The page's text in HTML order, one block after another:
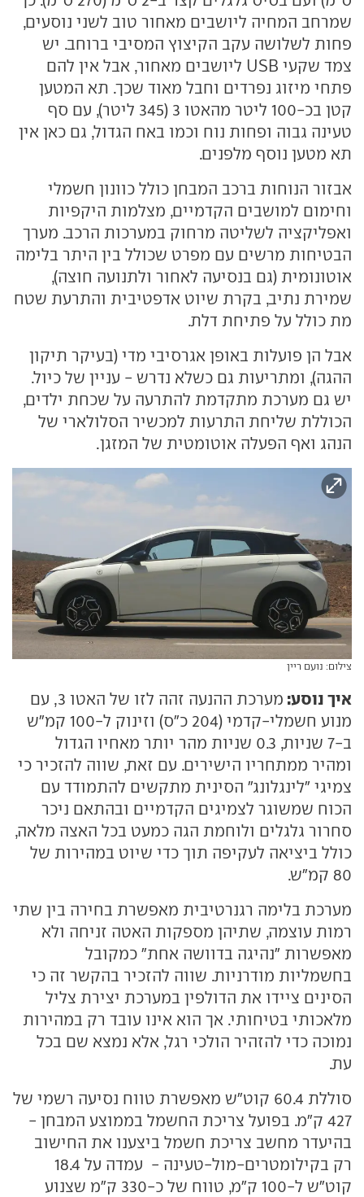
שמרחב המחיה ליושבים מאחור טוב לשני נוסעים,
פחות לשלושה עקב הקיצוץ המסיבי ברוחב. יש
צמד שקעי USB ליושבים מאחור, אבל אין להם
פתחי מיזוג נפרדים וחבל מאוד שכך. תא המטען
קטן בכ-100 ליטר מהאטו 3 (345 ליטר), עם סף
טעינה גבוה ופחות נוח וכמו באח הגדול, גם כאן אין
תא מטען נוסף מלפנים.
אבזור הנוחות ברכב המבחן כולל כוונון חשמלי
וחימום למושבים הקדמיים, מצלמות היקפיות
ואפליקציה לשליטה מרחוק במערכות הרכב. מערך
הבטיחות מרשים עם מפרט שכולל בין היתר בלימה
אוטונומית (גם בנסיעה לאחור ולתנועה חוצה),
שמירת נתיב, בקרת שיוט אדפטיבית והתרעת שטח
מת כולל על פתיחת דלת.
אבל הן פועלות באופן אגרסיבי מדי (בעיקר תיקון
ההגה), ומתריעות גם כשלא נדרש - עניין של כיול.
יש גם מערכת מתקדמת להתרעה על שכחת ילדים,
הכוללת שליחת התרעות למכשיר הסלולארי של
הנהג ואף הפעלה אוטומטית של המזגן.
צילום: נועם ריין
איך נוסע:
מערכת ההנעה זהה לזו של האטו 3, עם
מנוע חשמלי-קדמי (204 כ"ס) וזינוק ל-100 קמ"ש
ב-7 שניות, 0.3 שניות מהר יותר מאחיו הגדול
ומהיר ממתחריו הישירים. עם זאת, שווה להזכיר כי
צמיגי "לינגלונג" הסינית מתקשים להתמודד עם
הכוח שמשוגר לצמיגים הקדמיים ובהתאם ניכר
סחרור גלגלים ולוחמת הגה כמעט בכל האצה מלאה,
כולל ביציאה לעקיפה תוך כדי שיוט במהירות של
80 קמ״ש.
מערכת בלימה רגנרטיבית מאפשרת בחירה בין שתי
רמות עוצמה, שתיהן מספקות האטה זניחה ולא
מאפשרות "נהיגה בדוושה אחת" כמקובל
בחשמליות מודרניות. שווה להזכיר בהקשר זה כי
הסינים ציידו את הדולפין במערכת יצירת צליל
מלאכותי בטיחותי. אך הוא אינו עובד רק במהירות
נמוכה כדי להזהיר הולכי רגל, אלא נמצא שם בכל
עת.
סוללת 60.4 קוט"ש מאפשרת טווח נסיעה רשמי של
427 ק"מ. בפועל צריכת החשמל בממוצע המבחן -
בהיעדר מחשב צריכת חשמל ביצענו את החישוב
רק בקילומטרים-מול-טעינה - עמדה על 18.4
קוט"ש ל-100 ק"מ, טווח של כ-330 ק"מ שצנוע